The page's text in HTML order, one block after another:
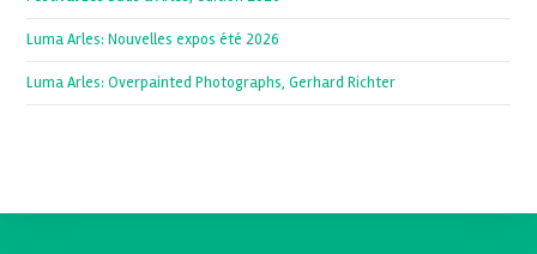
Luma Arles: Nouvelles expos été 2026
Luma Arles: Overpainted Photographs, Gerhard Richter